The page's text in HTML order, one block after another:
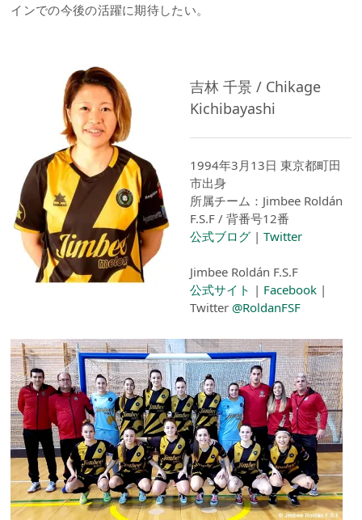
インでの今後の活躍に期待したい。
吉林 千景 / Chikage
Kichibayashi
1994年3月13日 東京都町田
市出身
所属チーム：Jimbee Roldán
F.S.F / 背番号12番
公式ブログ |Twitter
Jimbee Roldán F.S.F
公式サイト | Facebook |
Twitter @RoldanFSF